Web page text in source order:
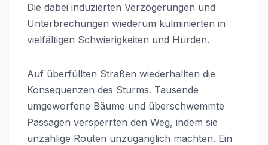
Die dabei induzierten Verzögerungen und
Unterbrechungen wiederum kulminierten in
vielfältigen Schwierigkeiten und Hürden.
Auf überfüllten Straßen wiederhallten die
Konsequenzen des Sturms. Tausende
umgeworfene Bäume und überschwemmte
Passagen versperrten den Weg, indem sie
unzählige Routen unzugänglich machten. Ein